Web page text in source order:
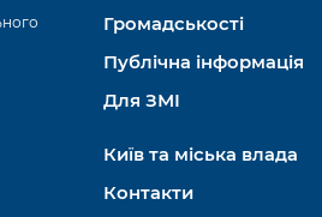
Громадськості
Публічна інформація
Для ЗМІ
Київ та міська влада
Контакти